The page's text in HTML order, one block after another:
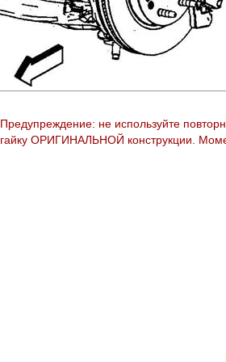
Предупреждение: не используйте
гайку ОРИГИНАЛЬНОЙ конструкции.